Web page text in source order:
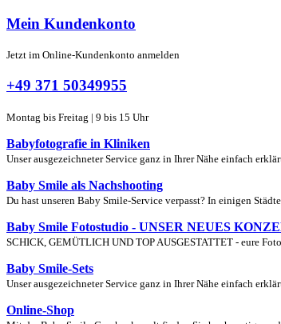
Mein Kundenkonto
Jetzt im Online-Kundenkonto anmelden
+49 371 50349955
Montag bis Freitag | 9 bis 15 Uhr
Babyfotografie in Kliniken
Unser ausgezeichneter Service ganz in Ihrer Nähe einfach
Baby Smile als Nachshooting
Du hast unseren Baby Smile-Service verpasst? In einigen
Baby Smile Fotostudio - UNSER NEUES
SCHICK, GEMÜTLICH UND TOP AUSGESTATTET - eure
Baby Smile-Sets
Unser ausgezeichneter Service ganz in Ihrer Nähe einfach
Online-Shop